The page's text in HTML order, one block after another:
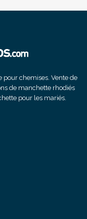
chemises. Vente de
de manchette rhodiés
pour les mariés.